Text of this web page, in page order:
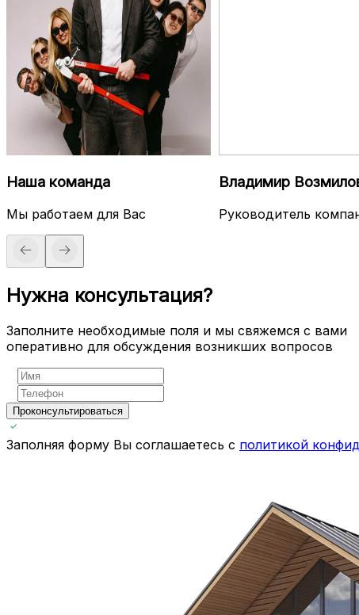
Наша команда
Мы работаем для Вас
Владимир
Руководитель
Нужна консультация?
Заполните необходимые поля и мы свяжемся с вами
оперативно для обсуждения возникших вопросов
Проконсультироваться
Заполняя форму Вы соглашаетесь с политикой